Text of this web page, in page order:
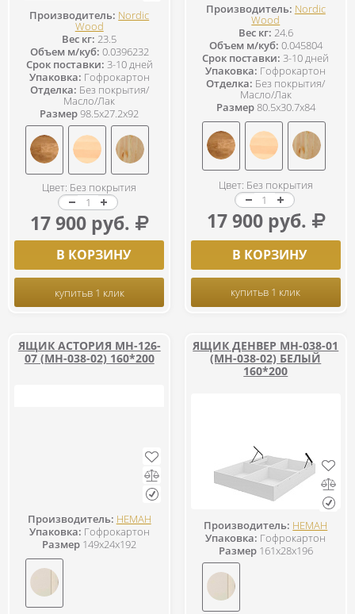
Производитель: Nordic
Wood
Вес кг: 23.5
Объем м/куб: 0.0396232
Срок поставки: 3-10 дней
Упаковка: Гофрокартон
Отделка: Без покрытия/
Масло/Лак
Размер98.5x27.2x92
Цвет: Без покрытия
17 900 руб.
В КОРЗИНУ
купитьв 1 клик
Производитель: Nordic
Wood
Вес кг: 24.6
Объем м/куб: 0.045804
Срок поставки: 3-10 дней
Упаковка: Гофрокартон
Отделка: Без покрытия/
Масло/Лак
Размер80.5x30.7x84
Цвет: Без покрытия
17 900 руб.
В КОРЗИНУ
купитьв 1 клик
ЯЩИК АСТОРИЯ МН-126-
07 (МН-038-02) 160*200
Производитель: НЕМАН
Упаковка: Гофрокартон
Размер 149x24x192
ЯЩИК ДЕНВЕР МН-038-01
(МН-038-02) БЕЛЫЙ
160*200
Производитель: НЕМАН
Упаковка: Гофрокартон
Размер161x28x196